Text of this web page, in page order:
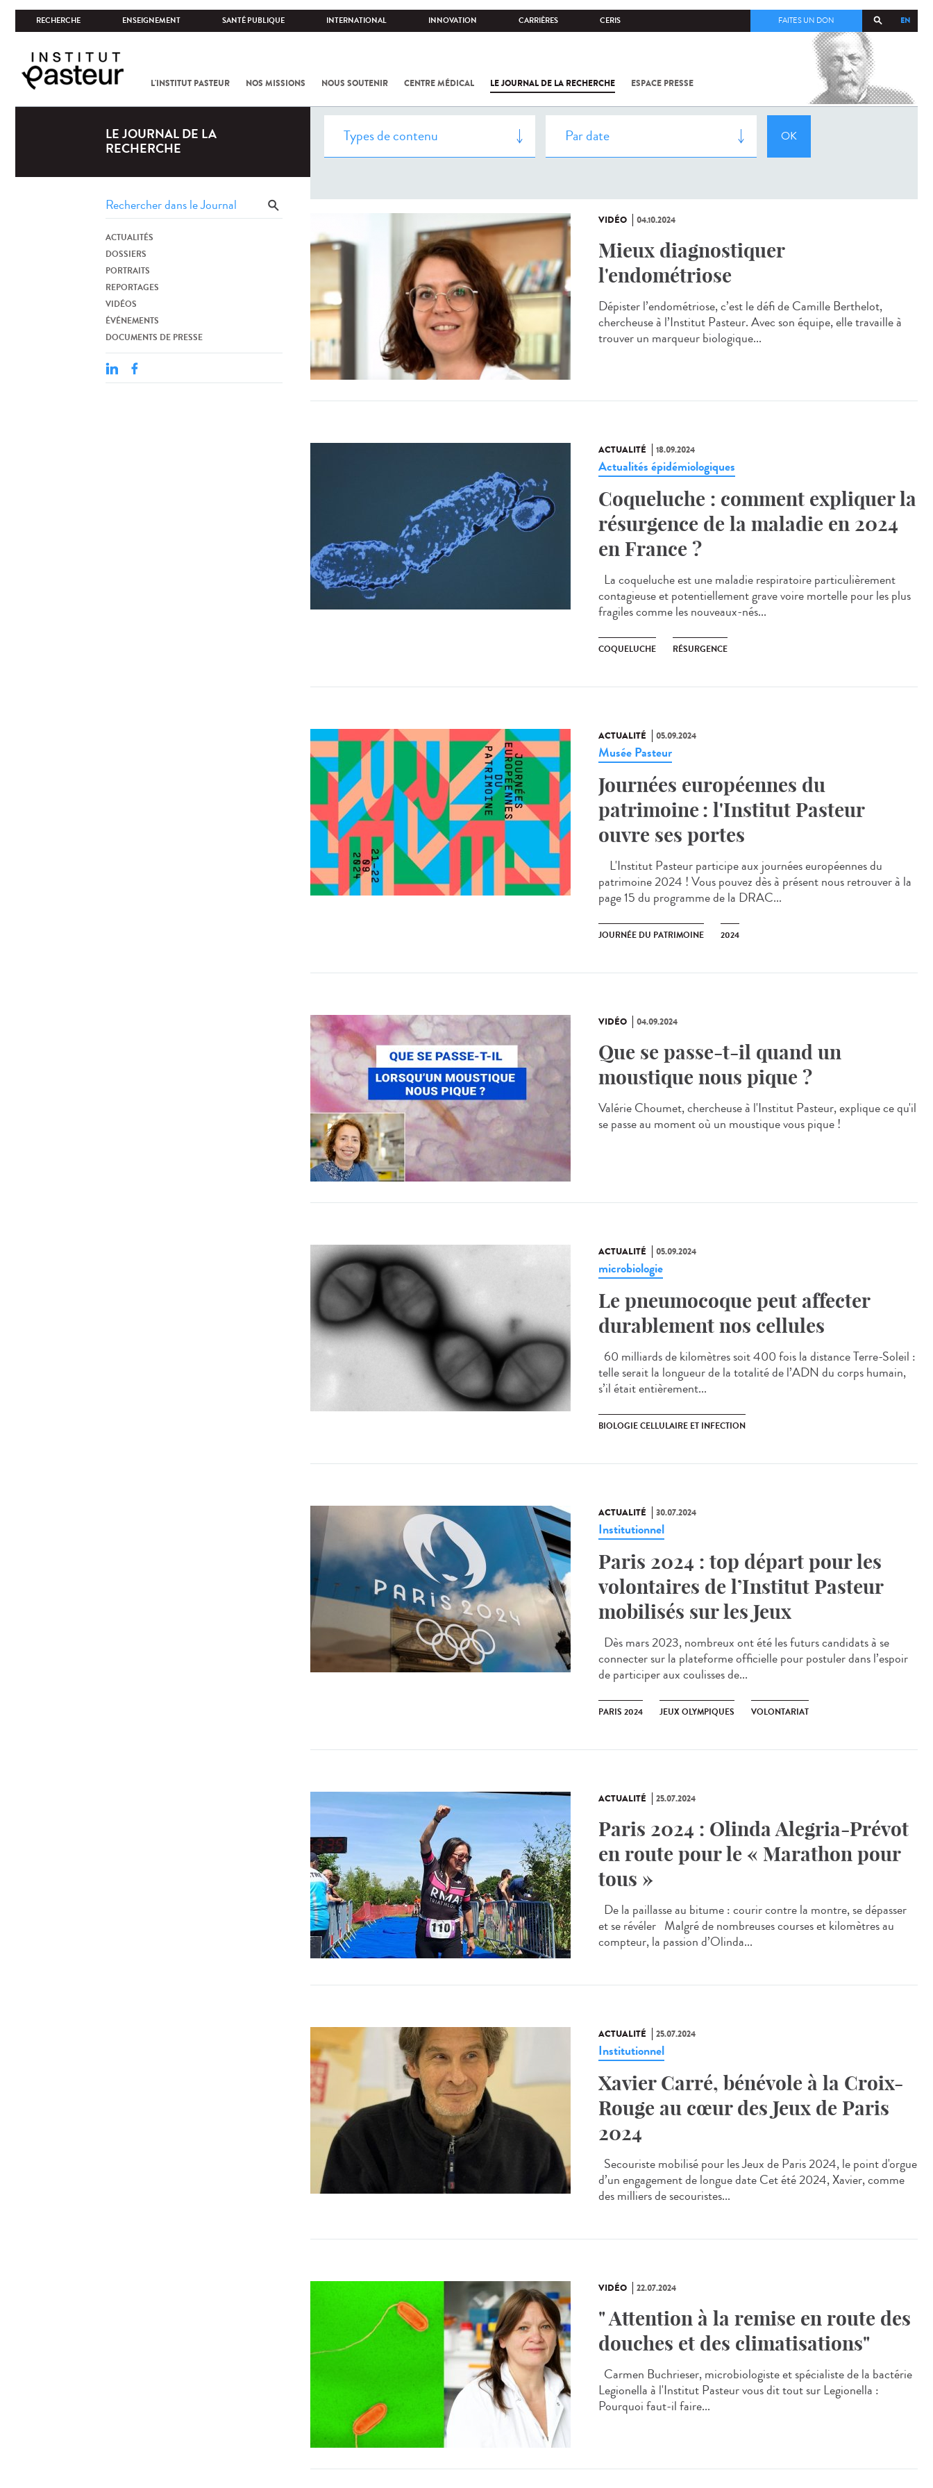
RECHERCHE ENSEIGNEMENT SANTÉ PUBLIQUE INTERNATIONAL INNOVATION CARRIÈRES CERIS EN
FAITES UN DON
L'INSTITUT PASTEUR NOS MISSIONS NOUS SOUTENIR CENTRE MÉDICAL LE JOURNAL DE LA RECHERCHE ESPACE PRESSE
COV-2 /
L'INSTITUT
PASTEUR
LE JOURNAL DE LA
RECHERCHE
ACTUALITÉS
DOSSIERS
PORTRAITS
REPORTAGES
VIDÉOS
ÉVÉNEMENTS
DOCUMENTS DE PRESSE
VIDÉO 04.10.2024
Mieux diagnostiquer
l'endométriose
Dépister l’endométriose, c’est le défi de Camille Berthelot,
chercheuse à l’Institut Pasteur. Avec son équipe, elle travaille à
trouver un marqueur biologique...
ACTUALITÉ 18.09.2024
Actualités épidémiologiques
Coqueluche : comment expliquer la
résurgence de la maladie en 2024
en France ?
La coqueluche est une maladie respiratoire particulièrement
contagieuse et potentiellement grave voire mortelle pour les plus
fragiles comme les nouveaux-nés...
COQUELUCHE RÉSURGENCE
ACTUALITÉ 05.09.2024
Musée Pasteur
Journées européennes du
patrimoine : l'Institut Pasteur
ouvre ses portes
L'Institut Pasteur participe aux journées européennes du
patrimoine 2024 ! Vous pouvez dès à présent nous retrouver à la
page 15 du programme de la DRAC...
JOURNÉE DU PATRIMOINE 2024
VIDÉO 04.09.2024
Que se passe-t-il quand un
moustique nous pique ?
Valérie Choumet, chercheuse à l'Institut Pasteur, explique ce qu'il
se passe au moment où un moustique vous pique !
ACTUALITÉ 05.09.2024
microbiologie
Le pneumocoque peut affecter
durablement nos cellules
60 milliards de kilomètres soit 400 fois la distance Terre-Soleil :
telle serait la longueur de la totalité de l’ADN du corps humain,
s’il était entièrement...
BIOLOGIE CELLULAIRE ET INFECTION
ACTUALITÉ 30.07.2024
Institutionnel
Paris 2024 : top départ pour les
volontaires de l’Institut Pasteur
mobilisés sur les Jeux
Dès mars 2023, nombreux ont été les futurs candidats à se
connecter sur la plateforme officielle pour postuler dans l’espoir
de participer aux coulisses de...
PARIS 2024 JEUX OLYMPIQUES VOLONTARIAT
ACTUALITÉ 25.07.2024
Paris 2024 : Olinda Alegria-Prévot
en route pour le « Marathon pour
tous »
De la paillasse au bitume : courir contre la montre, se dépasser
et se révéler Malgré de nombreuses courses et kilomètres au
compteur, la passion d’Olinda...
ACTUALITÉ 25.07.2024
Institutionnel
Xavier Carré, bénévole à la Croix-
Rouge au cœur des Jeux de Paris
2024
Secouriste mobilisé pour les Jeux de Paris 2024, le point d'orgue
d’un engagement de longue date Cet été 2024, Xavier, comme
des milliers de secouristes...
VIDÉO 22.07.2024
" Attention à la remise en route des
douches et des climatisations"
Carmen Buchrieser, microbiologiste et spécialiste de la bactérie
Legionella à l'Institut Pasteur vous dit tout sur Legionella :
Pourquoi faut-il faire...